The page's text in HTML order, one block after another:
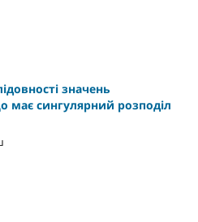
значень
має сингулярний розподіл